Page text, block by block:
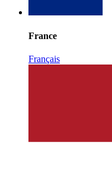
France
Français